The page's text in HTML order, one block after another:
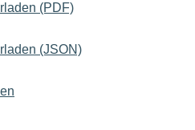
(PDF)
(JSON)